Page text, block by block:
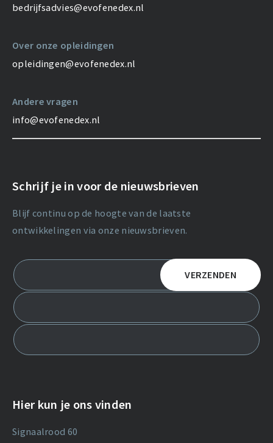
bedrijfsadvies@evofenedex.nl
Over onze opleidingen
opleidingen@evofenedex.nl
Andere vragen
info@evofenedex.nl
Schrijf je in voor de nieuwsbrieven
Blijf continu op de hoogte van de laatste
ontwikkelingen via onze nieuwsbrieven.
Hier kun je ons vinden
Signaalrood 60